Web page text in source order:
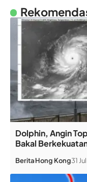
Dolphin, Angin
Bakal
BeritaHong Kong31